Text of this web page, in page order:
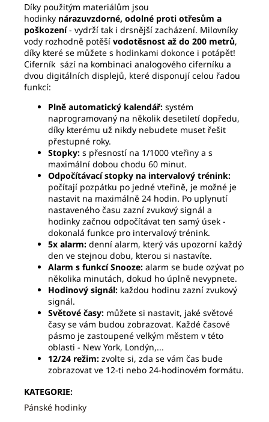
Díky použitým materiálům jsou
hodinky nárazuvzdorné, odolné proti otřesům a
poškození- vydrží tak i drsnější zacházení. Milovníky
vody rozhodně potěší vodotěsnost až do 200 metrů,
díky které se můžete s hodinkami dokonce i potápět!
Ciferník sází na kombinaci analogového ciferníku a
dvou digitálních displejů, které disponují celou řadou
funkcí:
Plně automatický kalendář: systém
naprogramovaný na několik desetiletí dopředu,
díky kterému už nikdy nebudete muset řešit
přestupné roky.
Stopky: s přesností na 1/1000 vteřiny a s
maximální dobou chodu 60 minut.
Odpočítávací stopky na intervalový trénink:
počítají pozpátku po jedné vteřině, je možné je
nastavit na maximálně 24 hodin. Po uplynutí
nastaveného času zazní zvukový signál a
hodinky začnou odpočítávat ten samý úsek -
dokonalá funkce pro intervalový trénink.
5x alarm: denní alarm, který vás upozorní každý
den ve stejnou dobu, kterou si nastavíte.
Alarm s funkcí Snooze: alarm se bude ozývat po
několika minutách, dokud ho úplně nevypnete.
Hodinový signál: každou hodinu zazní zvukový
signál.
Světové časy: můžete si nastavit, jaké světové
časy se vám budou zobrazovat. Každé časové
pásmo je zastoupené velkým městem v této
oblasti - New York, Londýn,...
12/24 režim: zvolte si, zda se vám čas bude
zobrazovat ve 12-ti nebo 24-hodinovém formátu.
KATEGORIE:
Pánské hodinky
780
Původně:
400